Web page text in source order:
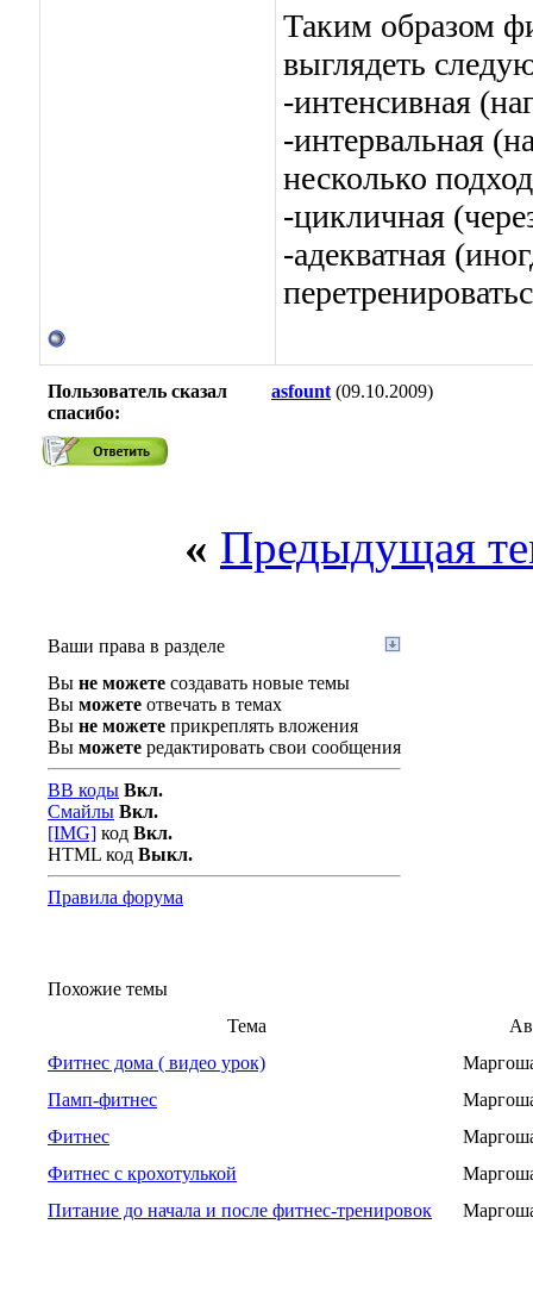
Таким образом
выглядеть
-интенсивная
-интервальная
несколько
-цикличная
-адекватная
Пользователь сказал
cпасибо:
asfount (09.10.2009)
« Предыдущая
Ваши права в разделе
Вы не можете создавать новые темы
Вы можете отвечать в темах
Вы не можете прикреплять вложения
Вы можете редактировать свои сообщения
BB коды Вкл.
Смайлы Вкл.
[IMG] код Вкл.
HTML код Выкл.
Правила форума
Похожие темы
Тема
Фитнес дома ( видео урок)
Памп-фитнес
Фитнес
Фитнес с крохотулькой
Питание до начала и после фитнес-тренировок